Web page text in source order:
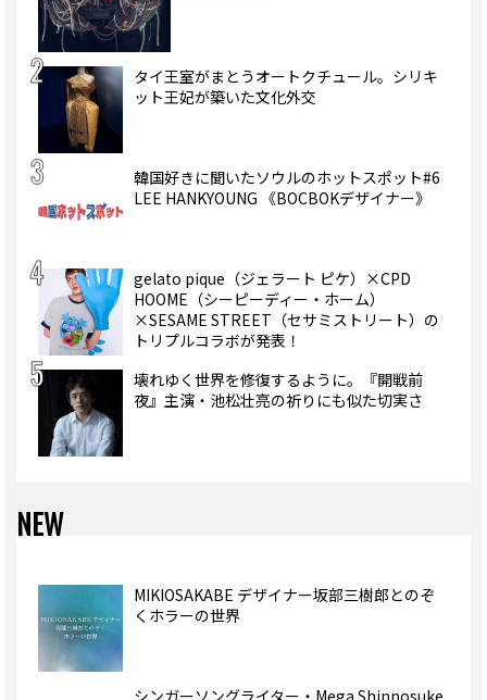
タイ王室がまとうオートクチュール。シリキ
ット王妃が築いた文化外交
韓国好きに聞いたソウルのホットスポット#6
LEE HANKYOUNG 《BOCBOKデザイナー》
gelato pique（ジェラート ピケ）×CPD
HOOME（シーピーディー・ホーム）
×SESAME STREET（セサミストリート）の
トリプルコラボが発表！
壊れゆく世界を修復するように。『開戦前
夜』主演・池松壮亮の祈りにも似た切実さ
NEW
MIKIOSAKABE デザイナー坂部三樹郎とのぞ
くホラーの世界
シンガーソングライター・Mega Shinnosuke